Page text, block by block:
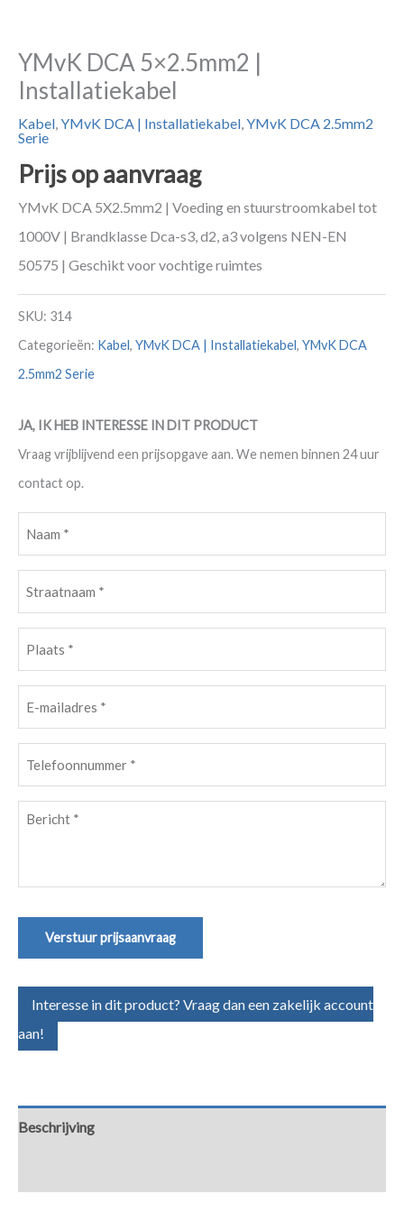
YMvK DCA 5×2.5mm2 |
Installatiekabel
Kabel,YMvK DCA | Installatiekabel,YMvK DCA 2.5mm2
Serie
Prijs op aanvraag
YMvK DCA 5X2.5mm2 | Voeding en stuurstroomkabel tot
1000V | Brandklasse Dca-s3, d2, a3 volgens NEN-EN
50575 | Geschikt voor vochtige ruimtes
SKU: 314
Categorieën: Kabel, YMvK DCA | Installatiekabel, YMvK DCA
2.5mm2 Serie
JA, IK HEB INTERESSE IN DIT PRODUCT
Vraag vrijblijvend een prijsopgave aan. We nemen binnen 24 uur
contact op.
(Vereist)
(Vereist)
(Vereist)
mailadres
(Vereist)
(Vereist)
Bericht
Verstuur prijsaanvraag
Interesse in dit product? Vraag dan een zakelijk account
aan!
Beschrijving